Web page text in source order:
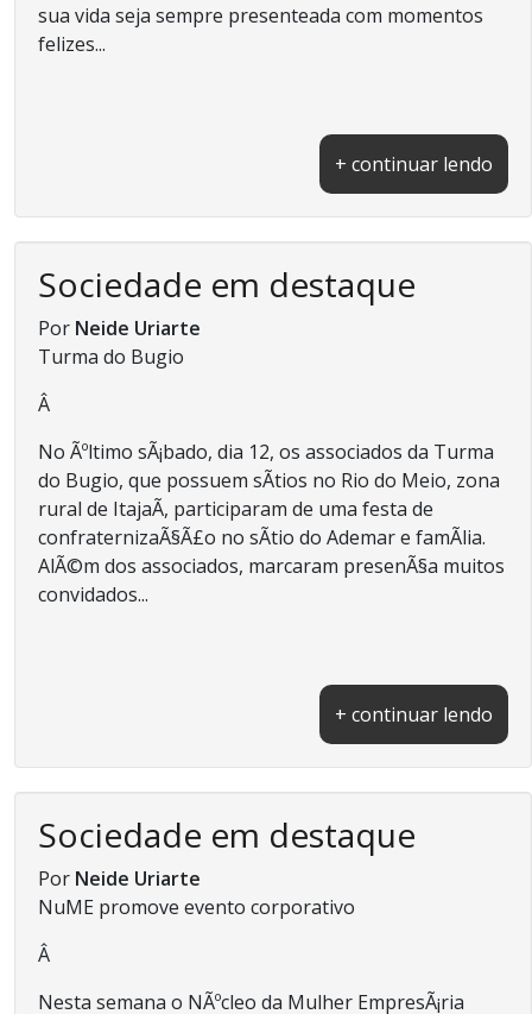
sua vida seja sempre presenteada com momentos
felizes...
+ continuar lendo
Sociedade em destaque
Por Neide Uriarte
Turma do Bugio
Â
No Ãºltimo sÃ¡bado, dia 12, os associados da Turma
do Bugio, que possuem sÃ­tios no Rio do Meio, zona
rural de ItajaÃ­, participaram de uma festa de
confraternizaÃ§Ã£o no sÃ­tio do Ademar e famÃ­lia.
AlÃ©m dos associados, marcaram presenÃ§a muitos
convidados...
+ continuar lendo
Sociedade em destaque
Por Neide Uriarte
NuME promove evento corporativo
Â
Nesta semana o NÃºcleo da Mulher EmpresÃ¡ria